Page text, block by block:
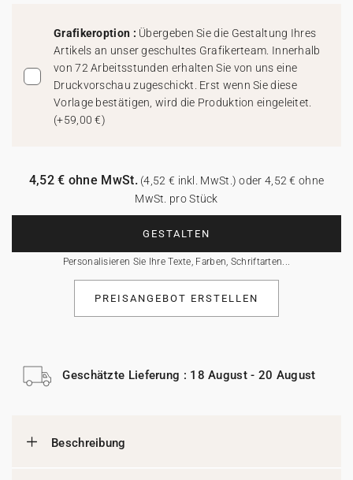
Grafikeroption : Übergeben Sie die Gestaltung Ihres
Artikels an unser geschultes Grafikerteam. Innerhalb
von 72 Arbeitsstunden erhalten Sie von uns eine
Druckvorschau zugeschickt. Erst wenn Sie diese
Vorlage bestätigen, wird die Produktion eingeleitet.
(+59,00 €)
GESTALTEN
Personalisieren Sie Ihre Texte, Farben, Schriftarten...
4,52 € ohne MwSt.(4,52 € inkl. MwSt.) oder 4,52 € ohne
MwSt. pro Stück
PREISANGEBOT ERSTELLEN
Geschätzte Lieferung : 18 August - 20 August
Beschreibung